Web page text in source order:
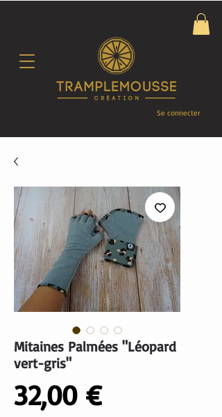
Se connecter
Mitaines Palmées "Léopard
vert-gris"
32,00 €Prix